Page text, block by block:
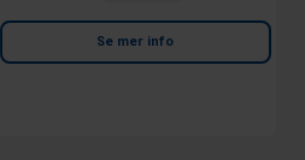
Se mer info